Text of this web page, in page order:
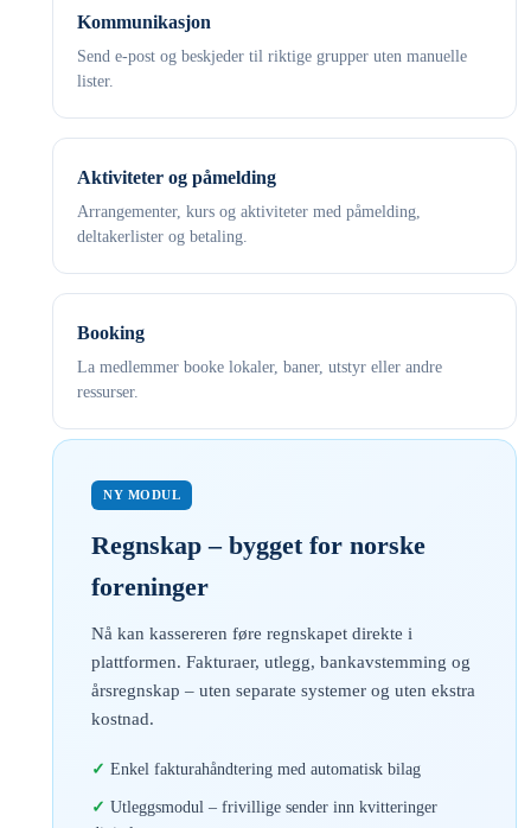
Kommunikasjon
Send e-post og beskjeder til riktige grupper uten manuelle
lister.
Aktiviteter og påmelding
Arrangementer, kurs og aktiviteter med påmelding,
deltakerlister og betaling.
Booking
La medlemmer booke lokaler, baner, utstyr eller andre
ressurser.
NY MODUL
Regnskap – bygget for norske
foreninger
Nå kan kassereren føre regnskapet direkte i
plattformen. Fakturaer, utlegg, bankavstemming og
årsregnskap – uten separate systemer og uten ekstra
kostnad.
Enkel fakturahåndtering med automatisk bilag
Utleggsmodul – frivillige sender inn kvitteringer